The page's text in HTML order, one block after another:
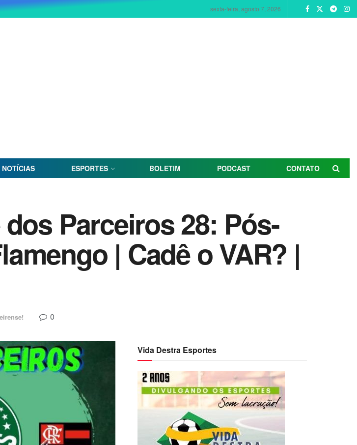
sexta-feira, agosto 7, 2026
NOTÍCIAS ESPORTES BOLETIM PODCAST CONTATO
Parceiros 28: Pós-
| Cadê o VAR? |
0
Vida Destra Esportes